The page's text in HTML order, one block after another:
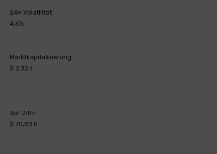
24H Volatilität:
4,6%
Marktkapitalisierung:
$ 2,32 t
Vol. 24H:
$ 70,83 b